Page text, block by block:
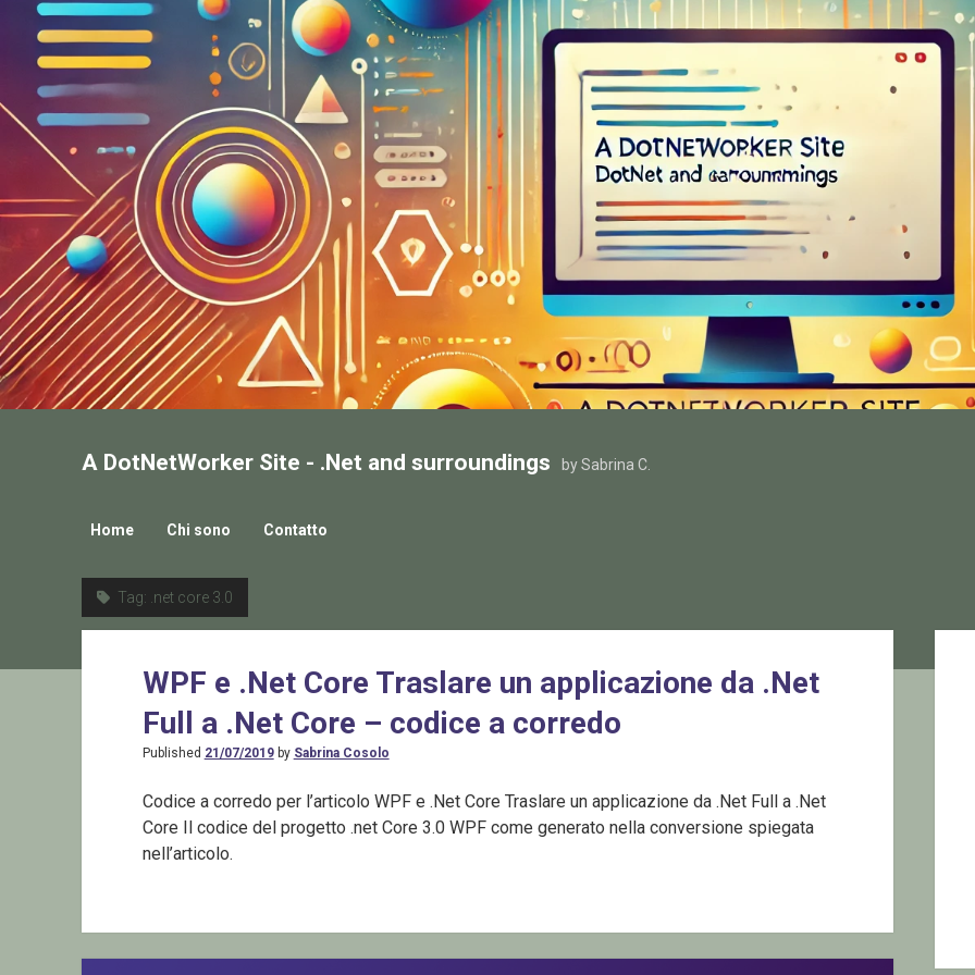
A DotNetWorker Site - .Net and surroundings by Sabrina C.
Home Chi sono Contatto
Tag: .net core 3.0
WPF e .Net Core Traslare un applicazione da .Net
Full a .Net Core – codice a corredo
Published 21/07/2019by Sabrina Cosolo
Codice a corredo per l’articolo WPF e .Net Core Traslare un applicazione da .Net Full a .Net
Core Il codice del progetto .net Core 3.0 WPF come generato nella conversione spiegata
nell’articolo.